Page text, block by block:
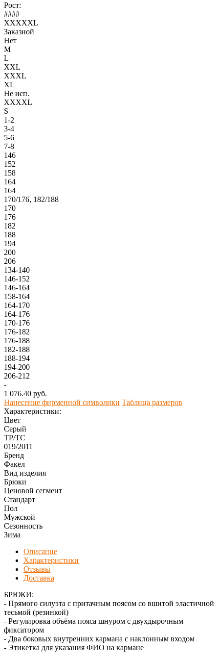
Рост:
####
XXXXXL
Заказной
Нет
M
L
XXL
XXXL
XL
Не исп.
XXXXL
S
1-2
3-4
5-6
7-8
146
152
158
164
164
170/176, 182/188
170
176
182
188
194
200
206
134-140
146-152
146-164
158-164
164-170
164-176
170-176
176-182
176-188
182-188
188-194
194-200
206-212
-
1 076.40 руб.
Нанесение фирменной символики Таблица размеров
Характеристики:
Цвет
Серый
ТР/ТС
019/2011
Бренд
Факел
Вид изделия
Брюки
Ценовой сегмент
Стандарт
Пол
Мужской
Сезонность
Зима
Описание
Характеристики
Отзывы
Доставка
БРЮКИ:
- Прямого силуэта с притачным поясом со вшитой эластичной
тесьмой (резинкой)
- Регулировка объёма пояса шнуром с двухдырочным
фиксатором
- Два боковых внутренних кармана с наклонным входом
- Этикетка для указания ФИО на кармане